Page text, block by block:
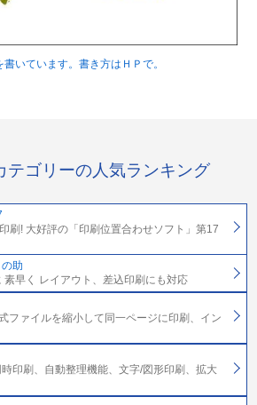
書いています。書き方はＨＰで。
テゴリーの人気ランキング
刷! 大好評の「印刷位置合わせソフト」第17
助
早く レイアウト、差込印刷にも対応
ファイルを縮小して同一ページに印刷、イン
印刷、自動整理機能、文字/図形印刷、拡大